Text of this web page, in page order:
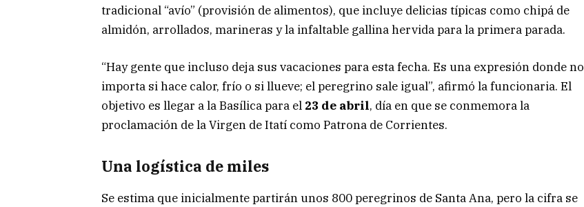
tradicional “avío” (provisión de alimentos), que incluye delicias típicas como chipá de
almidón, arrollados, marineras y la infaltable gallina hervida para la primera parada.
“Hay gente que incluso deja sus vacaciones para esta fecha. Es una expresión donde no
importa si hace calor, frío o si llueve; el peregrino sale igual”, afirmó la funcionaria. El
objetivo es llegar a la Basílica para el 23 de abril, día en que se conmemora la
proclamación de la Virgen de Itatí como Patrona de Corrientes.
Una logística de miles
Se estima que inicialmente partirán unos 800 peregrinos de Santa Ana, pero la cifra se